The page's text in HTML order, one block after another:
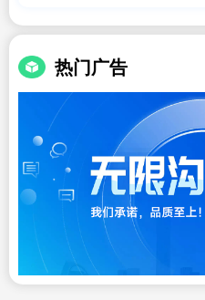
热门广告